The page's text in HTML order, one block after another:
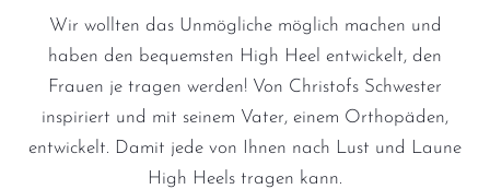
Wir wollten das Unmögliche möglich machen und
haben den bequemsten High Heel entwickelt, den
Frauen je tragen werden! Von Christofs Schwester
inspiriert und mit seinem Vater, einem Orthopäden,
entwickelt. Damit jede von Ihnen nach Lust und Laune
High Heels tragen kann.